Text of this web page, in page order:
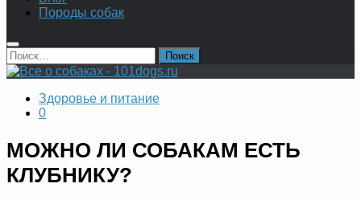
Породы собак
Найти:
Здоровье и питание
0
МОЖНО ЛИ СОБАКАМ ЕСТЬ
КЛУБНИКУ?